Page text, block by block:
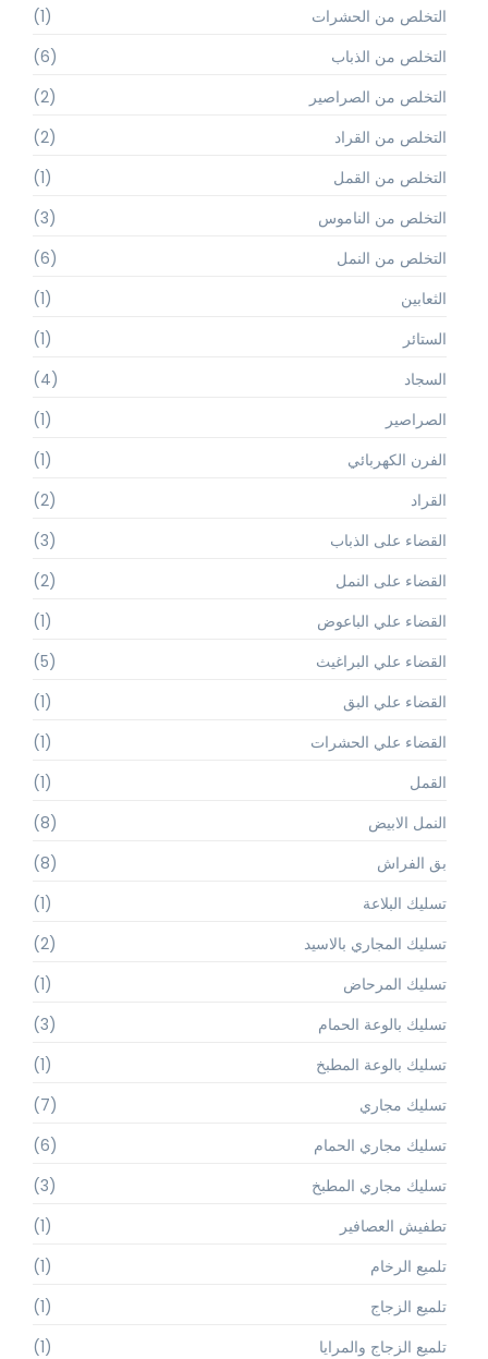
التخلص من الحشرات
(1)
التخلص من الذباب
(6)
التخلص من الصراصير
(2)
التخلص من القراد
(2)
التخلص من القمل
(1)
التخلص من الناموس
(3)
التخلص من النمل
(6)
الثعابين
(1)
الستائر
(1)
السجاد
(4)
الصراصير
(1)
الفرن الكهربائي
(1)
القراد
(2)
القضاء على الذباب
(3)
القضاء على النمل
(2)
القضاء علي الباعوض
(1)
القضاء علي البراغيث
(5)
القضاء علي البق
(1)
القضاء علي الحشرات
(1)
القمل
(1)
النمل الابيض
(8)
بق الفراش
(8)
تسليك البلاعة
(1)
تسليك المجاري بالاسيد
(2)
تسليك المرحاض
(1)
تسليك بالوعة الحمام
(3)
تسليك بالوعة المطبخ
(1)
تسليك مجاري
(7)
تسليك مجاري الحمام
(6)
تسليك مجاري المطبخ
(3)
تطفيش العصافير
(1)
تلميع الرخام
(1)
تلميع الزجاج
(1)
تلميع الزجاج والمرايا
(1)